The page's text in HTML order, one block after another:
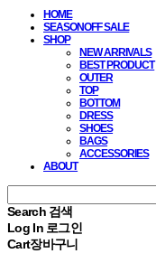
HOME
SEASONOFF SALE
SHOP
NEW ARRIVALS
BEST PRODUCT
OUTER
TOP
BOTTOM
DRESS
SHOES
BAGS
ACCESSORIES
ABOUT
Search 검색
Log In 로그인
Cart장바구니